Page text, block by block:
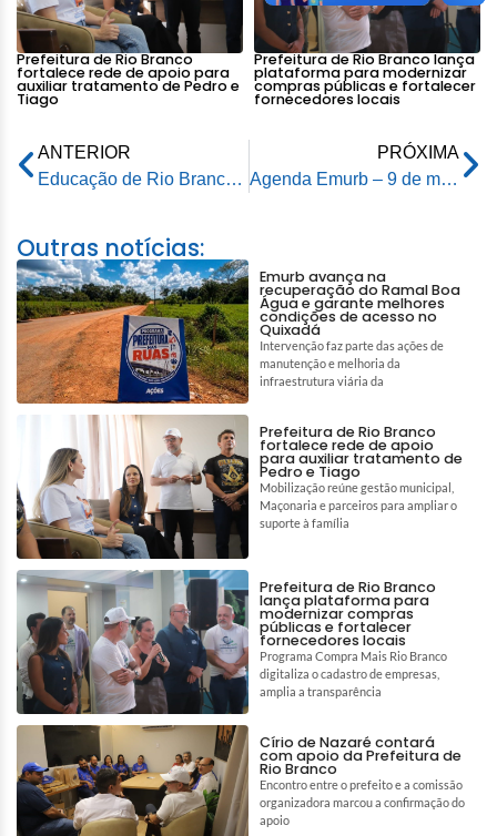
Prefeitura de Rio Branco
fortalece rede de apoio para
auxiliar tratamento de Pedro e
Tiago
Prefeitura de Rio Branco lança
plataforma para modernizar
compras públicas e fortalecer
fornecedores locais
ANTERIOR
Educação de Rio Branco alinha protocolo de segurança com gestores e agentes de portaria antes do retorno às aulas
PRÓXIMA
Agenda Emurb – 9 de maio de 2026
Outras notícias:
Emurb avança na
recuperação do Ramal Boa
Água e garante melhores
condições de acesso no
Quixadá
Intervenção faz parte das ações de
manutenção e melhoria da
infraestrutura viária da
Prefeitura de Rio Branco
fortalece rede de apoio
para auxiliar tratamento de
Pedro e Tiago
Mobilização reúne gestão municipal,
Maçonaria e parceiros para ampliar o
suporte à família
Prefeitura de Rio Branco
lança plataforma para
modernizar compras
públicas e fortalecer
fornecedores locais
Programa Compra Mais Rio Branco
digitaliza o cadastro de empresas,
amplia a transparência
Círio de Nazaré contará
com apoio da Prefeitura de
Rio Branco
Encontro entre o prefeito e a comissão
organizadora marcou a confirmação do
apoio